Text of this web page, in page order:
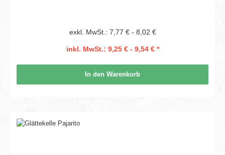
exkl. MwSt.: 7,77 € - 8,02 €
inkl. MwSt.: 9,25 € - 9,54 € *
In den Warenkorb